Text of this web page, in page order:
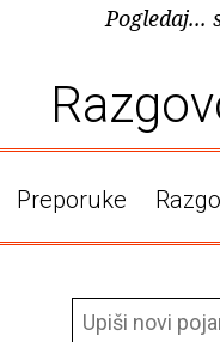
Pogledaj...
Preporuke